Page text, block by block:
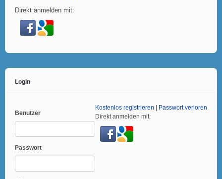
Direkt anmelden mit:
Login
Benutzer
Passwort
Kostenlos registrieren | Passwort verloren
Direkt anmelden mit: